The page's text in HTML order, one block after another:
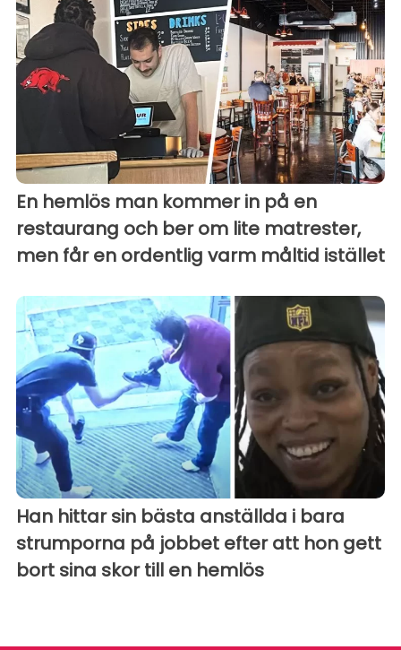
En hemlös man kommer in på en
restaurang och ber om lite matrester,
men får en ordentlig varm måltid istället
Han hittar sin bästa anställda i bara
strumporna på jobbet efter att hon gett
bort sina skor till en hemlös